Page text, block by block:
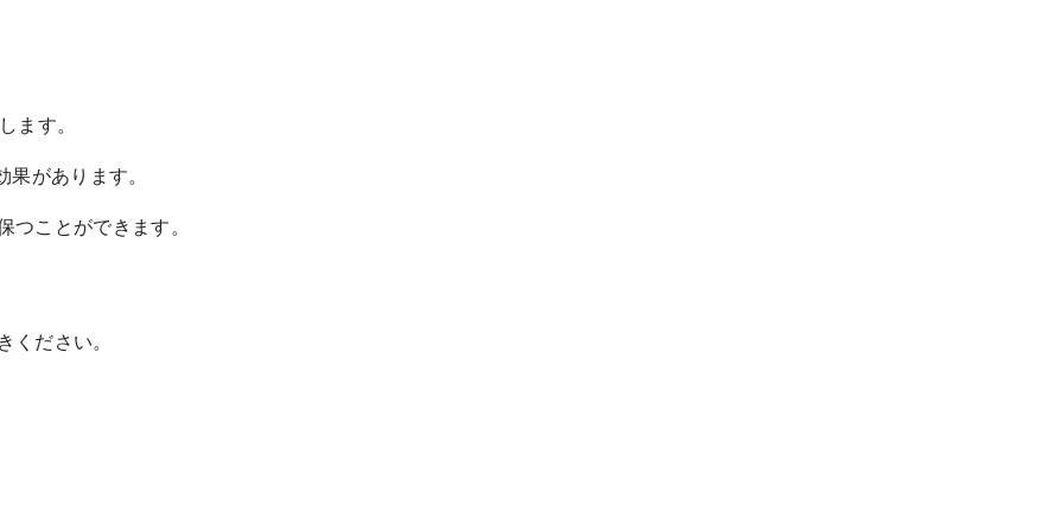
ます。
があります。
ことができます。
ださい。